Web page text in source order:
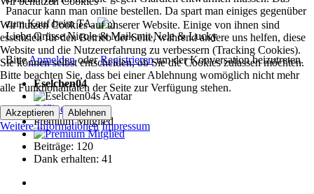
Panacur kann man online bestellen. Da spart man einiges gegenüber
zum Kauf beim TA.
Liebe Grüsse Nicole & Maik mit Nele & Lucky
BitteAnmeldenoderRegistrierenum der Konversation beizutreten.
Eselchen04
Offline
Premium Mitglied
Beiträge: 120
Dank erhalten: 41
Wir nutzen Cookies auf unserer Website. Einige von ihnen sind
essenziell für den Betrieb der Seite, während andere uns helfen, diese
Website und die Nutzererfahrung zu verbessern (Tracking Cookies).
Sie können selbst entscheiden, ob Sie die Cookies zulassen möchten.
Bitte beachten Sie, dass bei einer Ablehnung womöglich nicht mehr
alle Funktionalitäten der Seite zur Verfügung stehen.
Akzeptieren Ablehnen
Weitere Informationen Impressum